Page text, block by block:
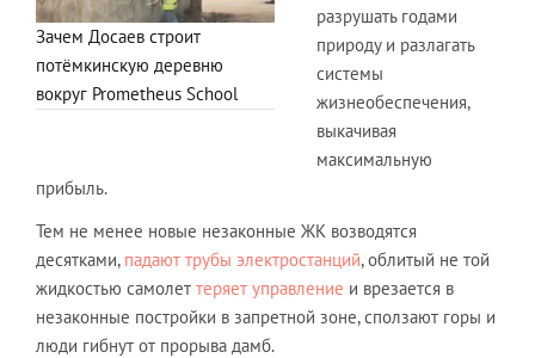
Зачем Досаев строит
потёмкинскую деревню
вокруг Prometheus School
разрушать годами
природу и разлагать
системы
жизнеобеспечения,
выкачивая
максимальную
прибыль.
Тем не менее новые незаконные ЖК возводятся
десятками, падают трубы электростанций, облитый не той
жидкостью самолет теряет управление и врезается в
незаконные постройки в запретной зоне, сползают горы и
люди гибнут от прорыва дамб.